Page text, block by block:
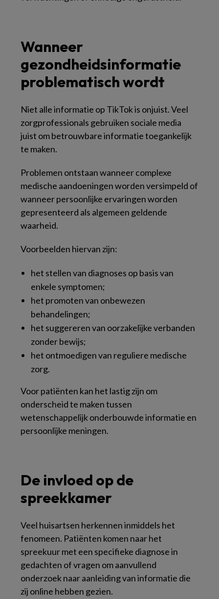
Wanneer
gezondheidsinformatie
problematisch wordt
Niet alle informatie op TikTok is onjuist. Veel
zorgprofessionals gebruiken sociale media
juist om betrouwbare informatie toegankelijk
te maken.
Problemen ontstaan wanneer complexe
medische aandoeningen worden versimpeld of
wanneer persoonlijke ervaringen worden
gepresenteerd als algemeen geldende
waarheid.
Voorbeelden hiervan zijn:
het stellen van diagnoses op basis van
enkele symptomen;
het promoten van onbewezen
behandelingen;
het suggereren van oorzakelijke verbanden
zonder bewijs;
het ontmoedigen van reguliere medische
zorg.
Voor patiënten kan het lastig zijn om
onderscheid te maken tussen
wetenschappelijk onderbouwde informatie en
persoonlijke meningen.
De invloed op de
spreekkamer
Veel huisartsen herkennen inmiddels het
fenomeen. Patiënten komen naar het
spreekuur met een specifieke diagnose in
gedachten of vragen om aanvullend
onderzoek naar aanleiding van informatie die
zij online hebben gezien.